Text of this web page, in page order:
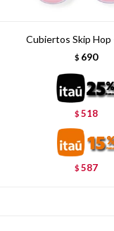
Cubiertos Skip Hop
$ 690
$518
$587